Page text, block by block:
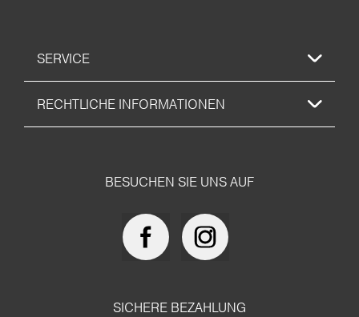
SERVICE
RECHTLICHE INFORMATIONEN
BESUCHEN SIE UNS AUF
SICHERE BEZAHLUNG